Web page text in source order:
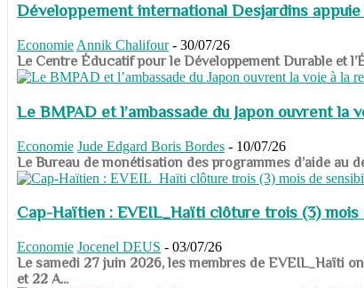
Développement international Desjardins
Economie Annik Chalifour - 30/07/26
​​​​​​​Le Centre Éducatif pour le Développement Durable et
Le BMPAD et l’ambassade du Japon ouvrent la
Economie Jude Edgard Boris Bordes - 10/07/26
​​​​​​​Le Bureau de monétisation des programmes d’aide au
Cap-Haïtien : EVEIL_Haïti clôture trois (3) mois
Economie Jocenel DEUS - 03/07/26
Le samedi 27 juin 2026, les membres de EVEIL_Haïti
et 22 A...